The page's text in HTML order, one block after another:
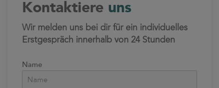
Kontaktiere uns
Wir melden uns bei dir für ein individuelles
Erstgespräch innerhalb von 24 Stunden
Name